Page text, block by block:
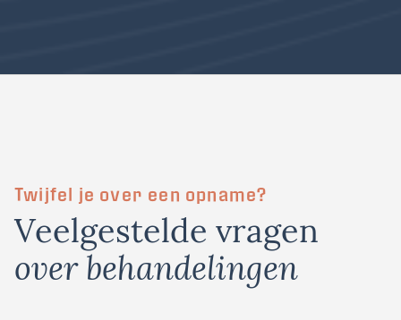
Twijfel je over een opname?
Veelgestelde vragen
over behandelingen